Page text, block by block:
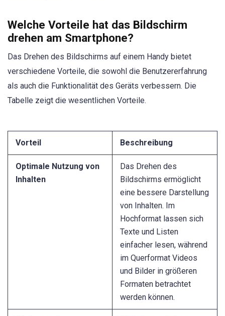
Welche Vorteile hat das Bildschirm
drehen am Smartphone?
Das Drehen des Bildschirms auf einem Handy bietet
verschiedene Vorteile, die sowohl die Benutzererfahrung
als auch die Funktionalität des Geräts verbessern. Die
Tabelle zeigt die wesentlichen Vorteile.
Vorteil Beschreibung
Optimale Nutzung von
Inhalten
Das Drehen des
Bildschirms ermöglicht
eine bessere Darstellung
von Inhalten. Im
Hochformat lassen sich
Texte und Listen
einfacher lesen, während
im Querformat Videos
und Bilder in größeren
Formaten betrachtet
werden können.